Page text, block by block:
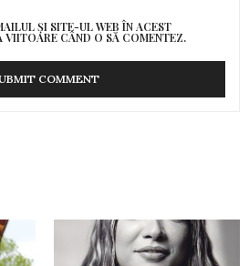
ȘI SITE-UL WEB ÎN ACEST
VIITOARE CÂND O SĂ COMENTEZ.